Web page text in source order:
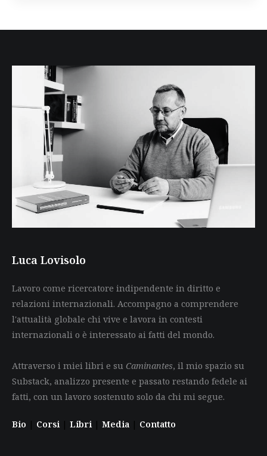
Luca Lovisolo
Lavoro come ricercatore indipendente in diritto e
relazioni internazionali. Accompagno a comprendere
l'attualità globale chi vive e lavora in contesti
internazionali o è interessato ai fatti del mondo.
Attraverso i miei libri e su Caminantes, il mio spazio su
Substack, analizzo presente e passato restando fedele ai
fatti, con un lavoro sostenuto solo da chi mi segue.
Bio | Corsi | Libri | Media | Contatto